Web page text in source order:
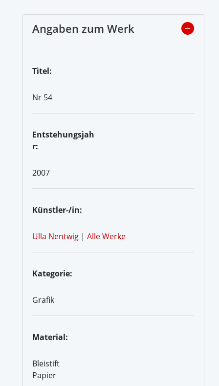
Angaben zum Werk
Titel:
Nr 54
Entstehungsjah
r:
2007
Künstler-/in:
Ulla Nentwig | Alle Werke
Kategorie:
Grafik
Material:
Bleistift
Papier